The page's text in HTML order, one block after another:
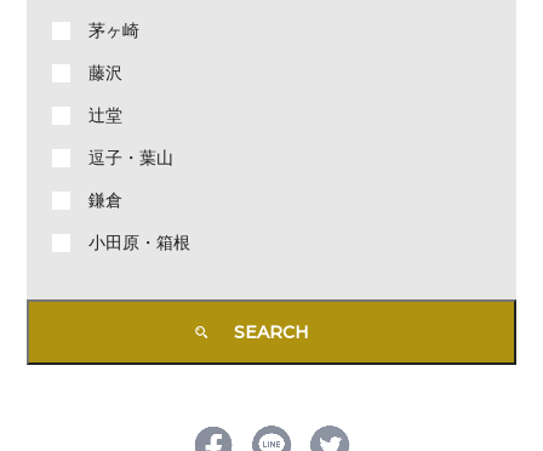
茅ヶ崎
藤沢
辻堂
逗子・葉山
鎌倉
小田原・箱根